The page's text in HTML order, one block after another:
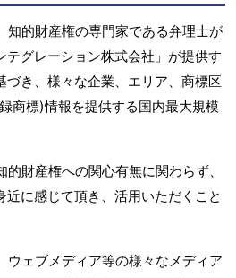
知的財産権の専門家である弁理士が
テグレーション株式会社」が提供す
づき、様々な企業、エリア、商標区
商標)情報を提供する国内最大規模
財産権への関心有無に関わらず、
近に感じて頂き、活用いただくこと
ウェブメディア等の様々なメディア